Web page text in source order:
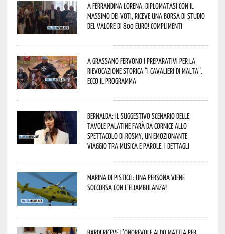
A Ferrandina Lorena, diplomatasi con il
massimo dei voti, riceve una borsa di studio
del valore di 800 euro! Complimenti
A Grassano fervono i preparativi per la
Rievocazione Storica “I CAVALIERI DI MALTA”.
Ecco il programma
Bernalda: il suggestivo scenario delle
Tavole Palatine farà da cornice allo
spettacolo di Rosmy, un emozionante
viaggio tra musica e parole. I dettagli
Marina di Pisticci: una persona viene
soccorsa con l’eliambulanza!